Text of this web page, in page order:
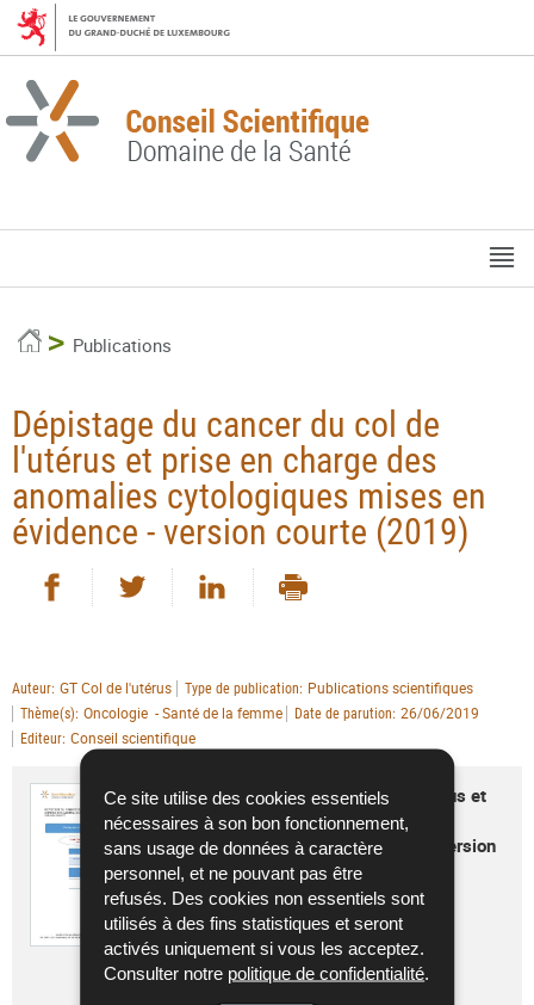
Ce site utilise des cookies essentiels
nécessaires à son bon fonctionnement,
sans usage de données à caractère
personnel, et ne pouvant pas être
refusés. Des cookies non essentiels sont
utilisés à des fins statistiques et seront
activés uniquement si vous les acceptez.
Consulter notre politique de confidentialité.
Aller
la
navigation
Aller
contenu
AccueilPublications
Dépistage du cancer du col de
l'utérus et prise en charge des
anomalies cytologiques mises en
évidence - version courte (2019)
Partager sur Facebook - nouvelle fenêtre
Partager sur Twitter- nouvelle fenêtre
Partager sur LinkedIn
Imprimer
Auteur GT Col de l'utérus Type de publication Publications scientifiques
Thème(s) Oncologie - Santé de la femme Date de parution 26/06/2019
Editeur Conseil scientifique
Dépistage du cancer du col de l'utérus et
prise en charge des anomalies
cytologiques mises en évidence - version
courte (2019)
Langue :Français
Pdf - 1,61 Mo - 9 page(s)